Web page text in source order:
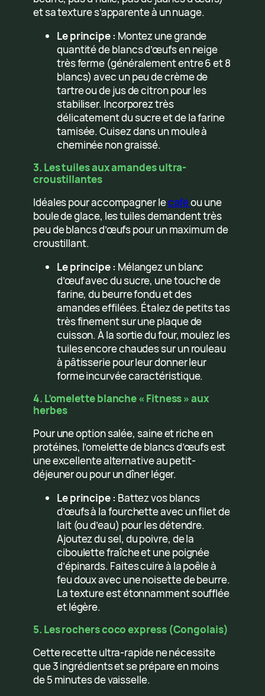
et sa texture s’apparente à un nuage.
Le principe : Montez une grande
quantité de blancs d’œufs en neige
très ferme (généralement entre 6 et 8
blancs) avec un peu de crème de
tartre ou de jus de citron pour les
stabiliser. Incorporez très
délicatement du sucre et de la farine
tamisée. Cuisez dans un moule à
cheminée non graissé.
3. Les tuiles aux amandes ultra-
croustillantes
Idéales pour accompagner lecaféou une
boule de glace, les tuiles demandent très
peu de blancs d’œufs pour un maximum de
croustillant.
Le principe : Mélangez un blanc
d’œuf avec du sucre, une touche de
farine, du beurre fondu et des
amandes effilées. Étalez de petits tas
très finement sur une plaque de
cuisson. À la sortie du four, moulez les
tuiles encore chaudes sur un rouleau
à pâtisserie pour leur donner leur
forme incurvée caractéristique.
4. L’omelette blanche « Fitness » aux
herbes
Pour une option salée, saine et riche en
protéines, l’omelette de blancs d’œufs est
une excellente alternative au petit-
déjeuner ou pour un dîner léger.
Le principe : Battez vos blancs
d’œufs à la fourchette avec un filet de
lait (ou d’eau) pour les détendre.
Ajoutez du sel, du poivre, de la
ciboulette fraîche et une poignée
d’épinards. Faites cuire à la poêle à
feu doux avec une noisette de beurre.
La texture est étonnamment soufflée
et légère.
5. Les rochers coco express (Congolais)
Cette recette ultra-rapide ne nécessite
que 3 ingrédients et se prépare en moins
de 5 minutes de vaisselle.